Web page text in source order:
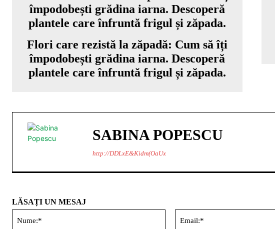
Flori care rezistă la zăpadă: Cum să îți
împodobești grădina iarna. Descoperă
plantele care înfruntă frigul și zăpada.
SABINA POPESCU
http://DDLxE&Kidm(OaUx
LĂSAȚI UN MESAJ